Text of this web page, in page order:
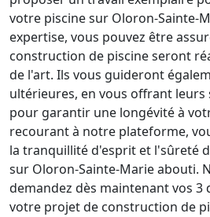
votre piscine sur Oloron-Sainte-
expertise, vous pouvez être
construction de piscine seront
de l'art. Ils vous guideront
ultérieures, en vous offrant leurs
pour garantir une longévité à
recourant à notre plateforme,
la tranquillité d'esprit et l'sûreté
sur Oloron-Sainte-Marie abouti.
demandez dès maintenant vos
votre projet de construction de